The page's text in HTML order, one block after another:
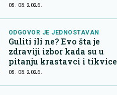
endokrinolozi
05. 08. 2026.
ODGOVOR JE JEDNOSTAVAN
Guliti ili ne? Evo šta je
zdraviji izbor kada su u
pitanju krastavci i tikvice
05. 08. 2026.